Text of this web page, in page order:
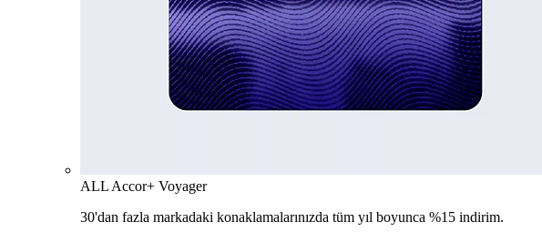
ALL Accor+ Voyager
30'dan fazla markadaki konaklamalarınızda tüm yıl boyunca %15 indirim.